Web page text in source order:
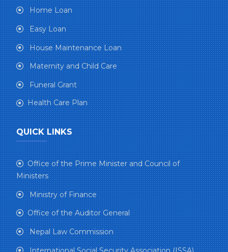
Home Loan
Easy Loan
House Maintenance Loan
Maternity and Child Care
Funeral Grant
Health Care Plan
QUICK LINKS
Office of the Prime Minister and Council of
Ministers
Ministry of Finance
Office of the Auditor General
Nepal Law Commission